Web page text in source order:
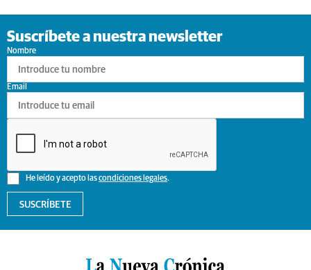
Suscríbete a nuestra newsletter
Nombre
He leído y acepto lascondiciones legales.
Email
SUSCRÍBETE